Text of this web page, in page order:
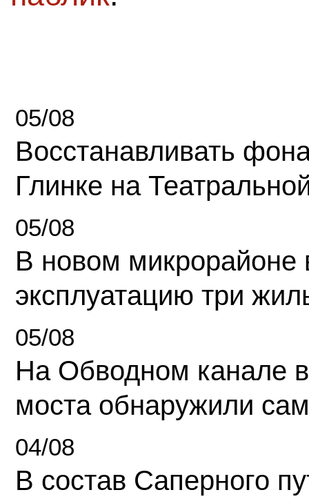
05/08
Восстанавливать
Глинке на
05/08
В новом микрорайоне
эксплуатацию три
05/08
На Обводном канале
моста обнаружили
04/08
В состав Саперного